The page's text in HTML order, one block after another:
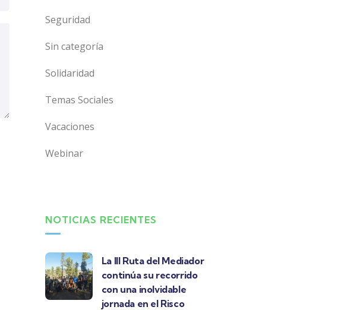
Seguridad
Sin categoría
Solidaridad
Temas Sociales
Vacaciones
Webinar
NOTICIAS RECIENTES
La III Ruta del Mediador
continúa su recorrido
con una inolvidable
jornada en el Risco